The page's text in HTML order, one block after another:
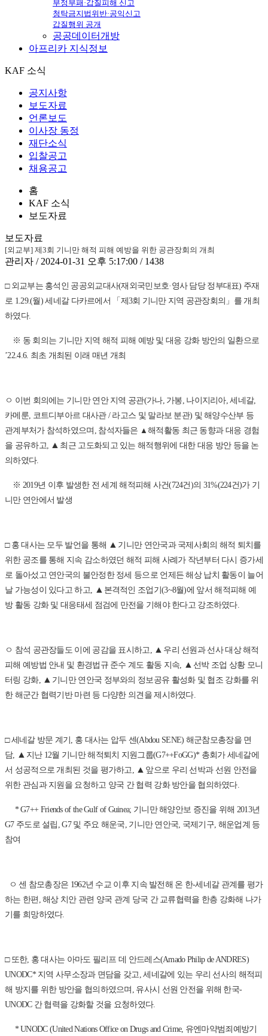
부정부패·갑질피해 신고
청탁금지법위반·공익신고
갑질행위 공개
공공데이터개방
아프리카 지식정보
KAF 소식
공지사항
보도자료
언론보도
이사장 동정
재단소식
입찰공고
채용공고
홈
KAF 소식
보도자료
보도자료
[외교부] 제3회 기니만 해적 피해 예방을 위한 공관장회의 개최
관리자 / 2024-01-31 오후 5:17:00 / 1438
□ 외교부는 홍석인 공공외교대사(재외국민보호·영사 담당 정부대표) 주재
로 1.29.(월) 세네갈 다카르에서 「제3회 기니만 지역 공관장회의」를 개최
하였다.
※ 동 회의는 기니만 지역 해적 피해 예방 및 대응 강화 방안의 일환으로
’22.4.6. 최초 개최된 이래 매년 개최
ㅇ 이번 회의에는 기니만 연안 지역 공관(가나, 가봉, 나이지리아, 세네갈,
카메룬, 코트디부아르 대사관 / 라고스 및 말라보 분관) 및 해양수산부 등
관계부처가 참석하였으며, 참석자들은 ▲해적활동 최근 동향과 대응 경험
을 공유하고,
▲ 최근 고도화되고 있는 해적행위에 대한 대응 방안 등을 논
의하였다.
※ 2019년 이후 발생한 전 세계 해적피해 사건(724건)의 31%(224건)가 기
니만 연안에서 발생
□ 홍 대사는 모두 발언을 통해 ▲ 기니만 연안국과 국제사회의 해적 퇴치를
위한 공조를 통해 지속 감소하였던 해적 피해 사례가 작년부터 다시 증가세
로 돌아섰고 연안국의 불안정한 정세 등으로 언제든 해상 납치 활동이 늘어
날 가능성이 있다고 하고,
▲ 본격적인 조업기(3~8월)에 앞서 해적피해 예
방 활동 강화 및 대응태세 점검에 만전을 기해야 한다고 강조하였다.
ㅇ 참석 공관장들도 이에 공감을 표시하고, ▲ 우리 선원과 선사 대상 해적
피해 예방법 안내 및 환경법규 준수 계도 활동 지속,
▲ 선박 조업 상황 모니
터링 강화,
▲ 기니만 연안국 정부와의 정보공유 활성화 및 협조 강화를 위
한 해군간 협력기반 마련 등 다양한 의견을 제시하였다.
□ 세네갈 방문 계기, 홍 대사는 압두 센(Abdou SENE) 해군참모총장을 면
담,
▲ 지난 12월 기니만 해적퇴치 지원그룹(G7++FoGG)* 총회가 세네갈에
서 성공적으로 개최된 것을 평가하고,
▲ 앞으로 우리 선박과 선원 안전을
위한 관심과 지원을 요청하고 양국 간 협력 강화 방안을 협의하였다.
* G7++ Friends of the Gulf of Guinea; 기니만 해양안보 증진을 위해 2013년
G7 주도로 설립, G7 및 주요 해운국, 기니만 연안국, 국제기구, 해운업계 등
참여
ㅇ 센 참모총장은 1962년 수교 이후 지속 발전해 온 한-세네갈 관계를 평가
하는 한편, 해상 치안 관련 양국 관계 당국 간 교류협력을 한층 강화해 나가
기를 희망하였다.
□ 또한, 홍 대사는 아마도 필리프 데 안드레스(Amado Philip de ANDRES)
UNODC* 지역 사무소장과 면담을 갖고, 세네갈에 있는 우리 선사의 해적피
해 방지를 위한 방안을 협의하였으며, 유사시 선원 안전을 위해 한국-
UNODC 간 협력을 강화할 것을 요청하였다.
* UNODC (United Nations Office on Drugs and Crime, 유엔마약범죄예방기